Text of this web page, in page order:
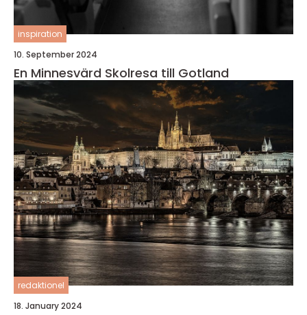
inspiration
10. September 2024
En Minnesvärd Skolresa till Gotland
redaktionel
18. January 2024